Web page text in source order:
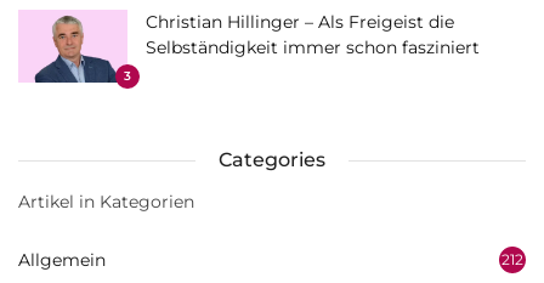
3
Christian Hillinger – Als Freigeist die
Selbständigkeit immer schon fasziniert
Categories
Artikel in Kategorien
Allgemein 212